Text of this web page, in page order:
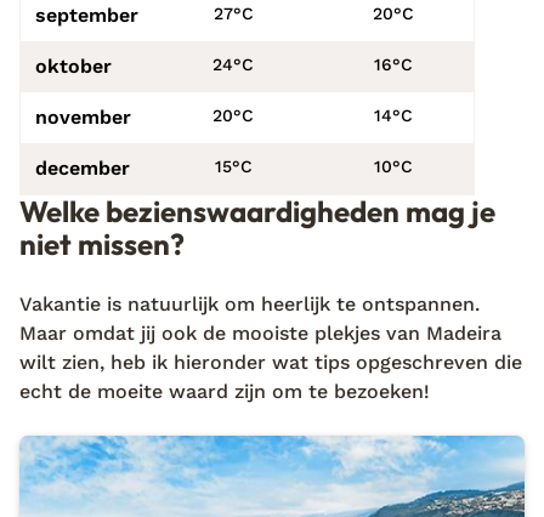
september 27°C 20°C
oktober 24°C 16°C
november 20°C 14°C
december 15°C 10°C
Welke bezienswaardigheden mag je
niet missen?
Vakantie is natuurlijk om heerlijk te ontspannen.
Maar omdat jij ook de mooiste plekjes van Madeira
wilt zien, heb ik hieronder wat tips opgeschreven die
echt de moeite waard zijn om te bezoeken!